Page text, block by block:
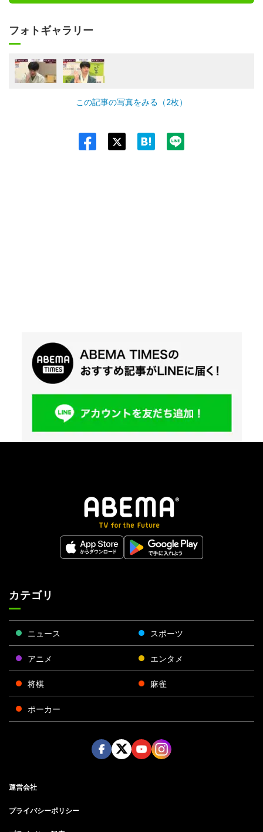
フォトギャラリー
この記事の写真をみる（2枚）
カテゴリ
ニュース スポーツ
アニメ エンタメ
将棋 麻雀
ポーカー
運営会社
プライバシーポリシー